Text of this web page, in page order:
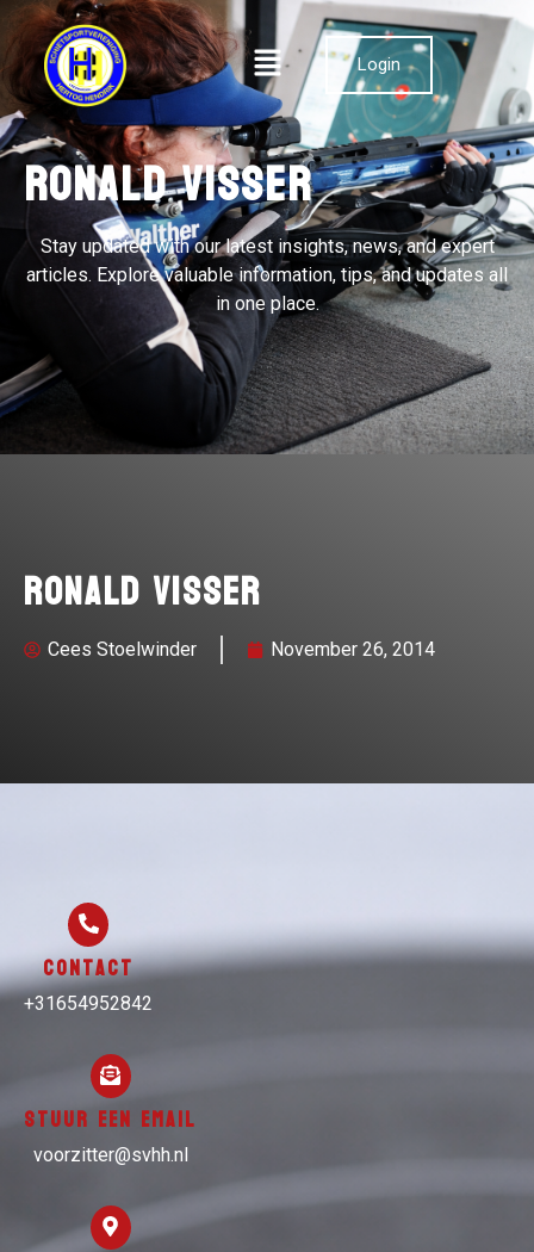
Login
Ronald Visser
Stay updated with our latest insights, news, and expert
articles. Explore valuable information, tips, and updates all
in one place.
Ronald Visser
Cees Stoelwinder November 26, 2014
Contact
+31654952842
Stuur een email
voorzitter@svhh.nl